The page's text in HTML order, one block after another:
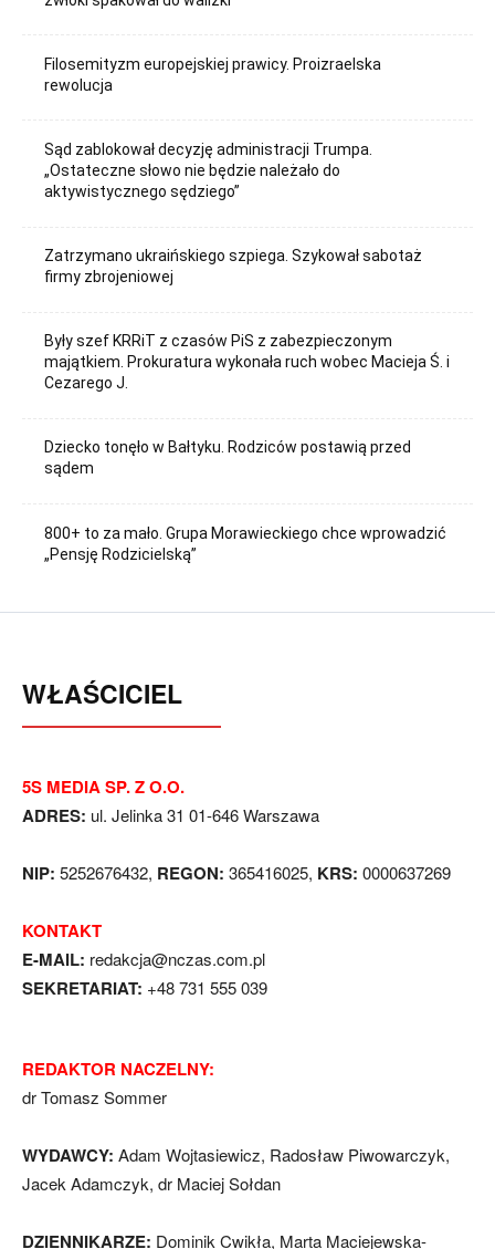
Filosemityzm europejskiej prawicy. Proizraelska
rewolucja
Sąd zablokował decyzję administracji Trumpa.
„Ostateczne słowo nie będzie należało do
aktywistycznego sędziego”
Zatrzymano ukraińskiego szpiega. Szykował sabotaż
firmy zbrojeniowej
Były szef KRRiT z czasów PiS z zabezpieczonym
majątkiem. Prokuratura wykonała ruch wobec Macieja Ś. i
Cezarego J.
Dziecko tonęło w Bałtyku. Rodziców postawią przed
sądem
800+ to za mało. Grupa Morawieckiego chce wprowadzić
„Pensję Rodzicielską”
WŁAŚCICIEL
5S MEDIA SP. Z O.O.
ADRES: ul. Jelinka 31 01-646 Warszawa
NIP: 5252676432, REGON: 365416025, KRS: 0000637269
KONTAKT
E-MAIL: redakcja@nczas.com.pl
SEKRETARIAT: +48 731 555 039
REDAKTOR NACZELNY:
dr Tomasz Sommer
WYDAWCY: Adam Wojtasiewicz, Radosław Piwowarczyk,
Jacek Adamczyk, dr Maciej Sołdan
DZIENNIKARZE: Dominik Cwikła, Marta Maciejewska-